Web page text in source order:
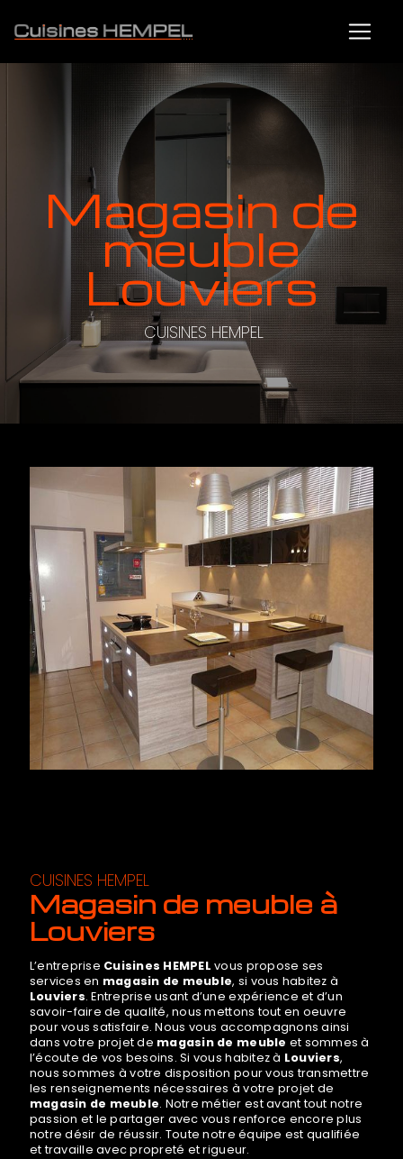
magasin de
meuble
Louviers
CUISINES HEMPEL
CUISINES HEMPEL
magasin de meuble à
Louviers
L’entreprise Cuisines HEMPEL vous propose ses
services en magasin de meuble, si vous habitez à
Louviers. Entreprise usant d’une expérience et d’un
savoir-faire de qualité, nous mettons tout en oeuvre
pour vous satisfaire. Nous vous accompagnons ainsi
dans votre projet de magasin de meuble et sommes à
l’écoute de vos besoins. Si vous habitez à Louviers,
nous sommes à votre disposition pour vous transmettre
les renseignements nécessaires à votre projet de
magasin de meuble. Notre métier est avant tout notre
passion et le partager avec vous renforce encore plus
notre désir de réussir. Toute notre équipe est qualifiée
et travaille avec propreté et rigueur.